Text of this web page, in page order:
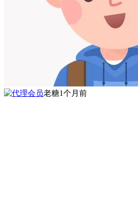
老糖1个月前